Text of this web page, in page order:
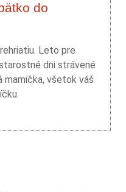
do
Leto pre
dni strávené
mamička, všetok váš